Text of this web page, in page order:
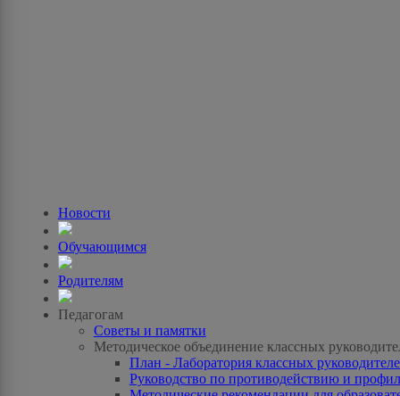
Новости
Обучающимся
Родителям
Педагогам
Советы и памятки
Методическое объединение классных
План - Лаборатория классных
Руководство по противодействию и